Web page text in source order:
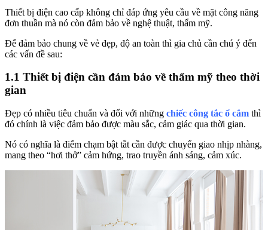
Thiết bị điện cao cấp không chỉ đáp ứng yêu cầu về mặt công năng
đơn thuần mà nó còn đảm bảo về nghệ thuật, thẩm mỹ.
Để đảm bảo chung về vẻ đẹp, độ an toàn thì gia chủ cần chú ý đến
các vấn đề sau:
1.1 Thiết bị điện cần đảm bảo về thẩm mỹ theo thời
gian
Đẹp có nhiều tiêu chuẩn và đối với những chiếc công tắc ổ cắm thì
đó chính là việc đảm bảo được màu sắc, cảm giác qua thời gian.
Nó có nghĩa là điểm chạm bật tắt cần được chuyển giao nhịp nhàng,
mang theo “hơi thở” cảm hứng, trao truyền ánh sáng, cảm xúc.